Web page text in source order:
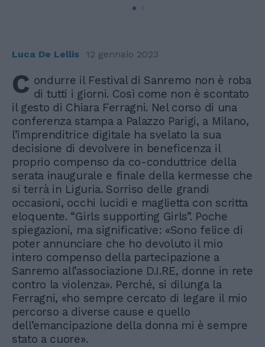
Luca De Lellis 12 gennaio 2023
C ondurre il Festival di Sanremo non è roba
di tutti i giorni. Così come non è scontato
il gesto di Chiara Ferragni. Nel corso di una
conferenza stampa a Palazzo Parigi, a Milano,
l’imprenditrice digitale ha svelato la sua
decisione di devolvere in beneficenza il
proprio compenso da co-conduttrice della
serata inaugurale e finale della kermesse che
si terrà in Liguria. Sorriso delle grandi
occasioni, occhi lucidi e maglietta con scritta
eloquente. “Girls supporting Girls”. Poche
spiegazioni, ma significative: «Sono felice di
poter annunciare che ho devoluto il mio
intero compenso della partecipazione a
Sanremo all’associazione D.I.RE, donne in rete
contro la violenza». Perché, si dilunga la
Ferragni, «ho sempre cercato di legare il mio
percorso a diverse cause e quello
dell’emancipazione della donna mi è sempre
stato a cuore».